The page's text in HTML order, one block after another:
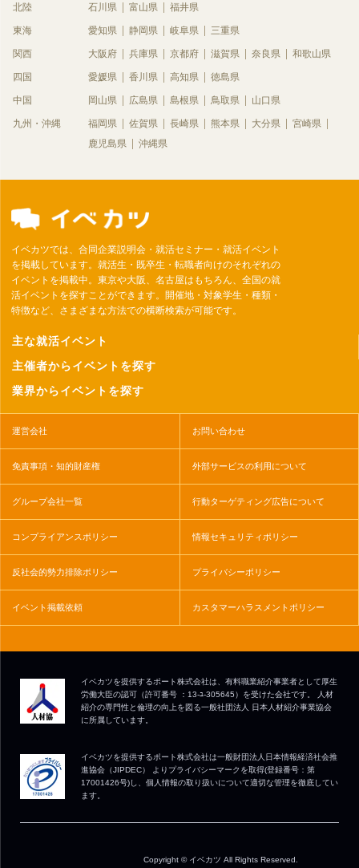
北陸 石川県 富山県 福井県
東海 愛知県 静岡県 岐阜県 三重県
関西 大阪府 兵庫県 京都府 滋賀県 奈良県 和歌山県
四国 愛媛県 香川県 高知県 徳島県
中国 岡山県 広島県 島根県 鳥取県 山口県
九州・沖縄 福岡県 佐賀県 長崎県 熊本県 大分県
宮崎県
鹿児島県
沖縄県
イベカツでは、合同企業説明会・就活セミナー・就活イベント
を掲載しています。就活生・既卒生・転職者向けのそれぞれの
イベントを掲載中。東京や大阪、名古屋はもちろん、全国の就
活イベントを探すことができます。開催地・対象学生・種類・
特徴など、さまざまな方法での横断検索が可能です。
主な就活イベント
主催者からイベントを探す
業界からイベントを探す
運営会社 お問い合わせ
免責事項・知的財産権 外部サービスの利用について
グループ会社一覧 行動ターゲティング広告について
コンプライアンスポリシー 情報セキュリティポリシー
反社会的勢力排除ポリシー プライバシーポリシー
イベント掲載依頼 カスタマーハラスメントポリシー